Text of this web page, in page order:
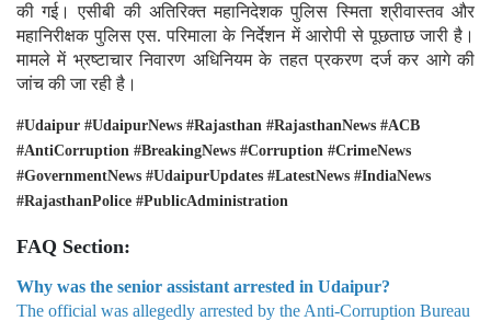
की गई। एसीबी की अतिरिक्त महानिदेशक पुलिस स्मिता श्रीवास्तव और
महानिरीक्षक पुलिस एस. परिमाला के निर्देशन में आरोपी से पूछताछ जारी है।
मामले में भ्रष्टाचार निवारण अधिनियम के तहत प्रकरण दर्ज कर आगे की
जांच की जा रही है।
#Udaipur #UdaipurNews #Rajasthan #RajasthanNews #ACB
#AntiCorruption #BreakingNews #Corruption #CrimeNews
#GovernmentNews #UdaipurUpdates #LatestNews #IndiaNews
#RajasthanPolice #PublicAdministration
FAQ Section:
Why was the senior assistant arrested in Udaipur?
The official was allegedly arrested by the Anti-Corruption Bureau